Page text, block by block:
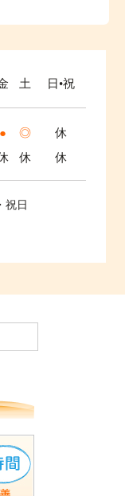
土 日•祝
● ◎
休
休 休
祝日